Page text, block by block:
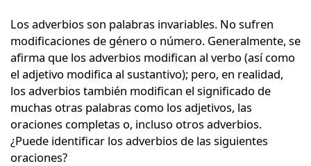
Los adverbios son palabras invariables. No sufren
modificaciones de género o número. Generalmente, se
afirma que los adverbios modifican al verbo (así como
el adjetivo modifica al sustantivo); pero, en realidad,
los adverbios también modifican el significado de
muchas otras palabras como los adjetivos, las
oraciones completas o, incluso otros adverbios.
¿Puede identificar los adverbios de las siguientes
oraciones?